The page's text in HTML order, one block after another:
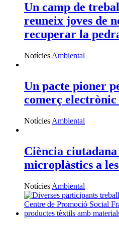
Un camp de
reuneix joves de
recuperar la
Notícies Ambiental
Un pacte pioner
comerç electrònic
Notícies Ambiental
Ciència
microplàstics a
Notícies Ambiental